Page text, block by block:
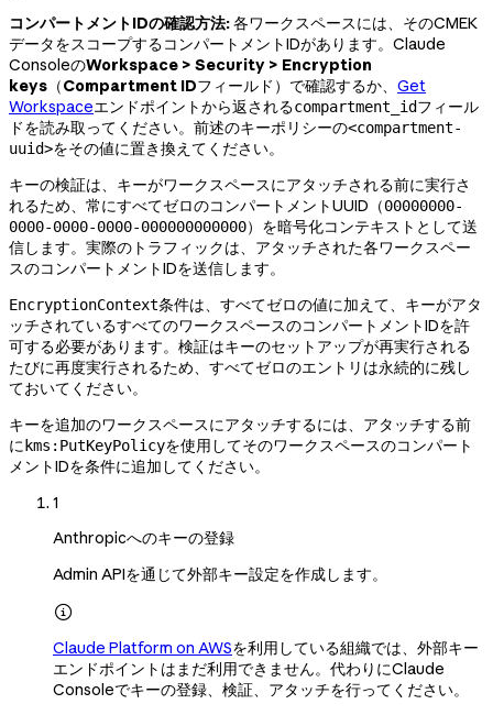
コンパートメントIDの確認方法:各ワークスペースには、そのCMEK
データをスコープするコンパートメントIDがあります。Claude
ConsoleのWorkspace > Security > Encryption
keys （Compartment IDフィールド）で確認するか、 Get
Workspaceエンドポイントから返されるcompartment_idフィール
ドを読み取ってください。前述のキーポリシーの<compartment-
uuid>をその値に置き換えてください。
キーの検証は、キーがワークスペースにアタッチされる前に実行さ
れるため、常にすべてゼロのコンパートメントUUID（00000000-
0000-0000-0000-000000000000）を暗号化コンテキストとして送
信します。実際のトラフィックは、アタッチされた各ワークスペー
スのコンパートメントIDを送信します。
EncryptionContext条件は、すべてゼロの値に加えて、キーがアタ
ッチされているすべてのワークスペースのコンパートメントIDを許
可する必要があります。検証はキーのセットアップが再実行される
たびに再度実行されるため、すべてゼロのエントリは永続的に残し
ておいてください。
キーを追加のワークスペースにアタッチするには、アタッチする前
に kms:PutKeyPolicyを使用してそのワークスペースのコンパート
メントIDを条件に追加してください。
1
Anthropicへのキーの登録
Admin APIを通じて外部キー設定を作成します。

Claude Platform on AWSを利用している組織では、外部キー
エンドポイントはまだ利用できません。代わりにClaude
Consoleでキーの登録、検証、アタッチを行ってください。